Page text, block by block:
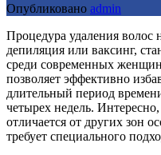
Опубликовано admin
Процедура удаления волос
депиляция или ваксинг,
среди современных
позволяет эффективно
длительный период
четырех недель.
отличается от других зон
требует специального